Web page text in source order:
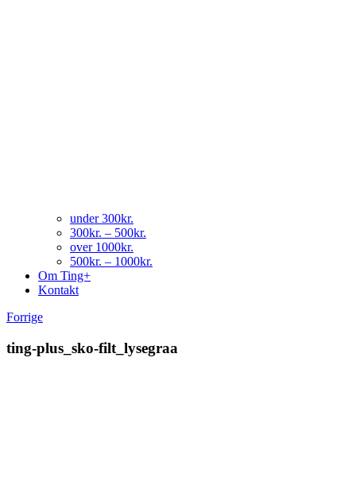
under 300kr.
300kr. – 500kr.
over 1000kr.
500kr. – 1000kr.
Om Ting+
Kontakt
Forrige
ting-plus_sko-filt_lysegraa